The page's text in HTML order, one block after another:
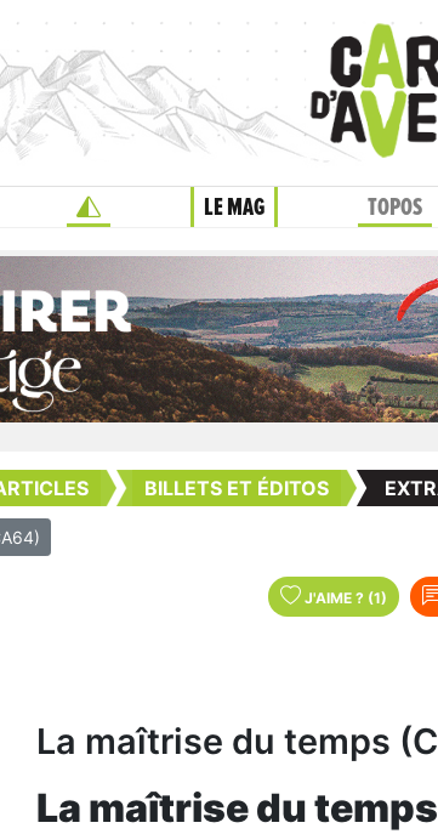
LE MAG TOPOS
BILLETS ET ÉDITOS
J'AIME ? (1)
La maîtrise du temps
La maîtrise du temps